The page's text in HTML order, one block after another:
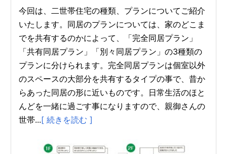
今回は、二世帯住宅の種類、プランについてご紹介
いたします。同居のプランについては、家のどこま
でを共有するのかによって、「完全同居プラン」
「共有同居プラン」「別々同居プラン」の3種類の
プランに分けられます。完全同居プランは個室以外
のスペースの大部分を共有するタイプの事で、昔か
らあった同居の形に近いものです。日常生活のほと
んどを一緒に過ごす事になりますので、親御さんの
世帯...[ 続きを読む ]